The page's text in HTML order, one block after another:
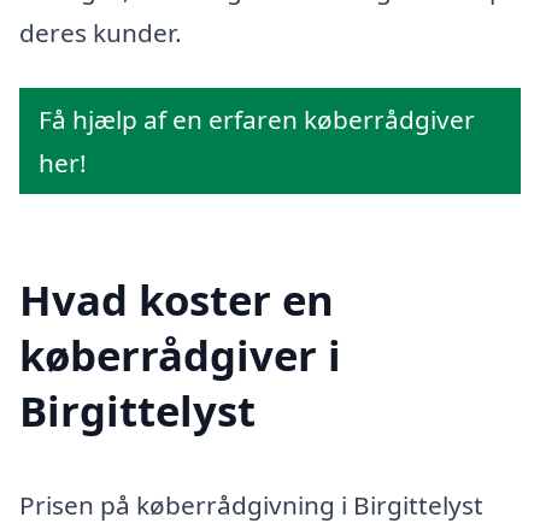
deres kunder.
Få hjælp af en erfaren køberrådgiver
her!
Hvad koster en
køberrådgiver i
Birgittelyst
Prisen på køberrådgivning i Birgittelyst